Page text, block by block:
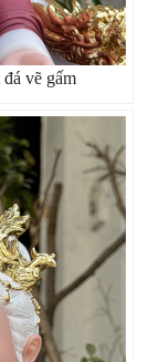
vẽ gấm